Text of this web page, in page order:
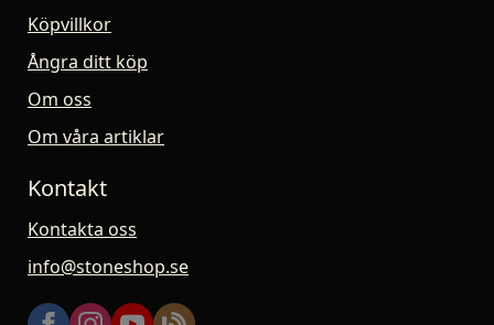
Köpvillkor
Ångra ditt köp
Om oss
Om våra artiklar
Kontakt
Kontakta oss
info@stoneshop.se